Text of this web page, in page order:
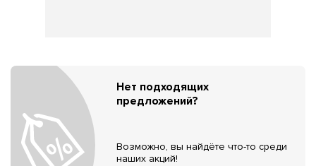
Нет подходящих
предложений?
Возможно, вы найдёте что-то среди
наших акций!